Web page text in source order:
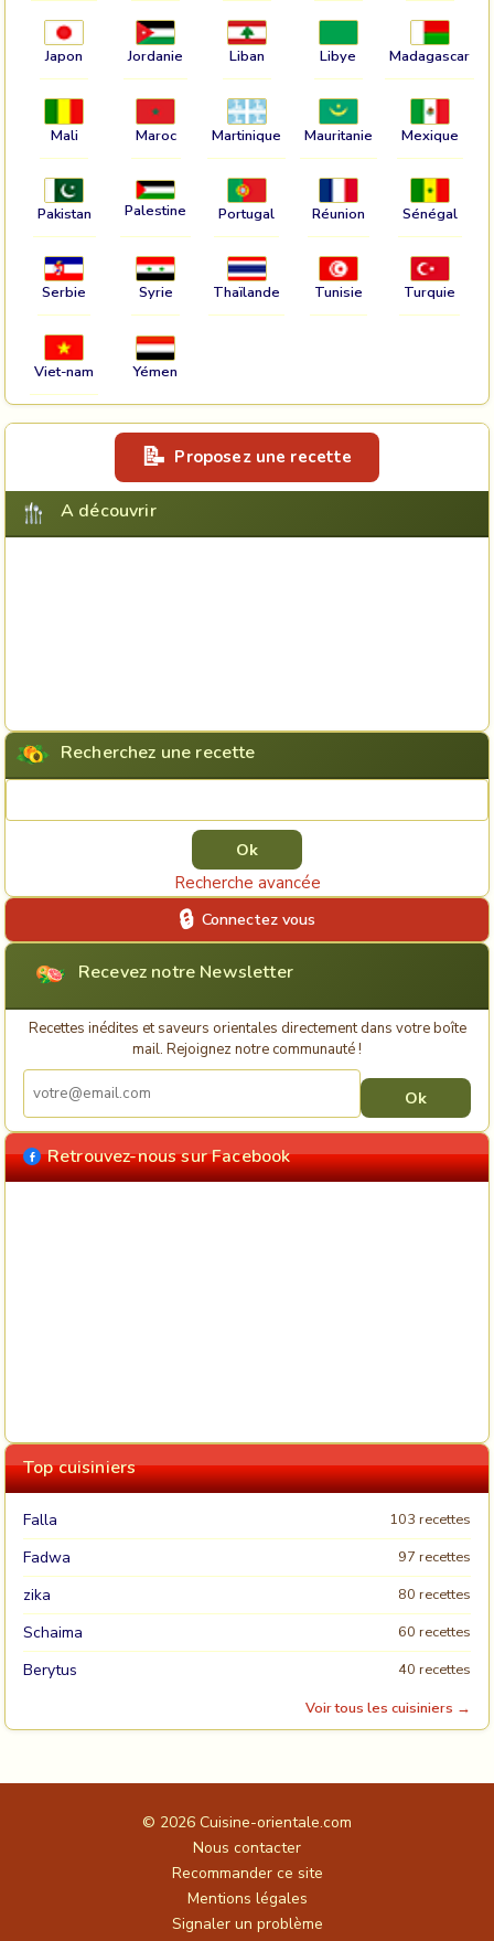
Japon Jordanie Liban Libye Madagascar
Mali Maroc Martinique Mauritanie Mexique
Pakistan Palestine Portugal Réunion Sénégal
Serbie Syrie Thaïlande Tunisie Turquie
Viet-nam Yémen
Proposez une recette
A découvrir
Recherchez une recette
Recherche avancée
Connectez vous
Recevez notre Newsletter
Recettes inédites et saveurs orientales directement dans votre boîte
mail. Rejoignez notre communauté !
Retrouvez-nous sur Facebook
Top cuisiniers
Falla 103 recettes
Fadwa 97 recettes
zika 80 recettes
Schaima 60 recettes
Berytus
40 recettes
Voir tous les cuisiniers →
© 2026 Cuisine-orientale.com
Nous contacter
Recommander ce site
Mentions légales
Signaler un problème